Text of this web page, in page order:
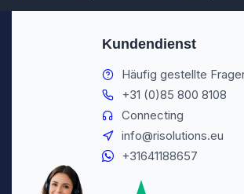
Kundendienst
Häufig gestellte
+31 (0)85 800 8108
Connecting
info@risolutions.eu
+31641188657